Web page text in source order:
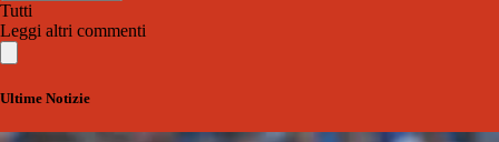
Tutti
Leggi altri commenti
Ultime Notizie